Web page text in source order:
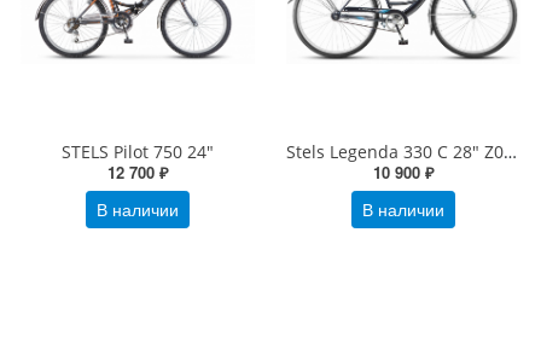
STELS Pilot 750 24"
12 700 ₽
В наличии
Stels Legenda 330 C 28" Z010
10 900 ₽
В наличии